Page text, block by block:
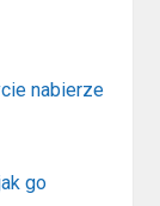
nabierze
go